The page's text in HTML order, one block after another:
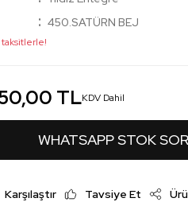
450.SATÜRN BEJ
taksitlerle!
TLKDV Dahil
WHATSAPP STOK
Karşılaştır Tavsiye Et